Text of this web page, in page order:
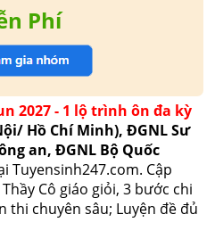
Phí
2027 - 1 lộ trình ôn đa kỳ
Hồ Chí Minh), ĐGNL Sư
an, ĐGNL Bộ Quốc
Tuyensinh247.com. Cập
Cô giáo giỏi, 3 bước chi
thi chuyên sâu; Luyện đề đủ